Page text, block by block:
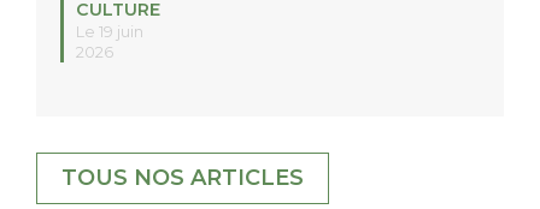
CULTURE
Le 19 juin
2026
TOUS NOS ARTICLES